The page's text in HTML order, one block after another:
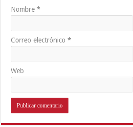
Nombre*
Correo electrónico*
Web